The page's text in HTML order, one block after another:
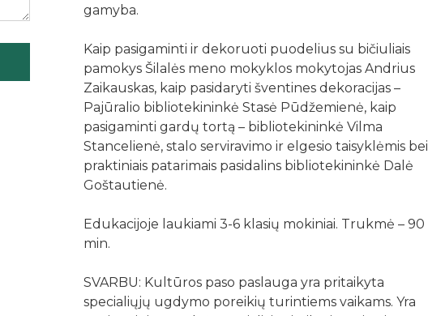
gamyba.
Kaip pasigaminti ir dekoruoti puodelius su bičiuliais
pamokys Šilalės meno mokyklos mokytojas Andrius
Zaikauskas, kaip pasidaryti šventines dekoracijas –
Pajūralio bibliotekininkė Stasė Pūdžemienė, kaip
pasigaminti gardų tortą – bibliotekininkė Vilma
Stancelienė, stalo serviravimo ir elgesio taisyklėmis bei
praktiniais patarimais pasidalins bibliotekininkė Dalė
Goštautienė.
Edukacijoje laukiami 3-6 klasių mokiniai. Trukmė – 90
min.
SVARBU: Kultūros paso paslauga yra pritaikyta
specialiųjų ugdymo poreikių turintiems vaikams. Yra